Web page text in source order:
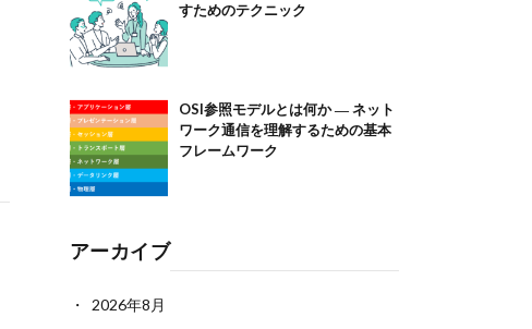
すためのテクニック
OSI参照モデルとは何か ― ネット
ワーク通信を理解するための基本
フレームワーク
アーカイブ
2026年8月